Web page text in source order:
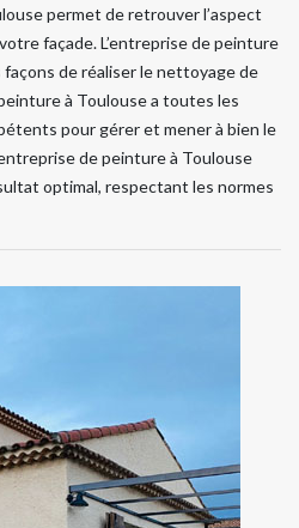
permet de retrouver l’aspect
façade. L’entreprise de peinture
de réaliser le nettoyage de
à Toulouse a toutes les
pour gérer et mener à bien le
de peinture à Toulouse
optimal, respectant les normes